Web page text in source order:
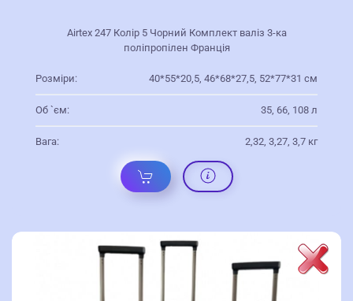
Airtex 247 Колір 5 Чорний Комплект валіз 3-ка
поліпропілен Франція
Розміри: 40*55*20,5, 46*68*27,5, 52*77*31 см
Об `єм: 35, 66, 108 л
Вага: 2,32, 3,27, 3,7 кг